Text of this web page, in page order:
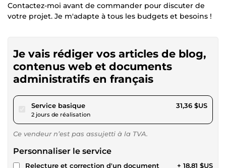
Contactez-moi avant de commander pour discuter de
votre projet. Je m'adapte à tous les budgets et besoins !
Je vais rédiger vos articles de blog,
contenus web et documents
administratifs en français
Service basiquepour 28,90 $US
2 jours de réalisation
31,36 $US
Ce vendeur n’est pas assujetti à la TVA.
Personnaliser le service
Relecture et correction d'un document
+ 18,81 $US